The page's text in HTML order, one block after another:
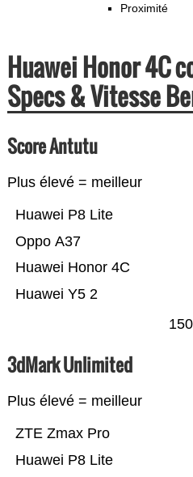
Proximité
Huawei Honor 4C
Specs & Vitesse
Score Antutu
Plus élevé = meilleur
Huawei Y5 2
Huawei Honor 4C
Oppo A37
Huawei P8 Lite
3dMark Unlimited
Plus élevé = meilleur
Huawei P8 Lite
ZTE Zmax Pro